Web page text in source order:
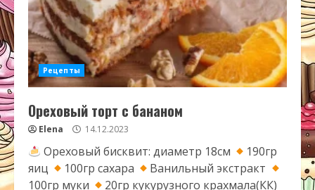
Рецепты
Ореховый торт с бананом
Elena 14.12.2023
Ореховый бисквит: диаметр 18см
190гр
яиц
100гр сахара
Ванильный экстракт
100гр муки
20гр кукурузного крахмала(КК)